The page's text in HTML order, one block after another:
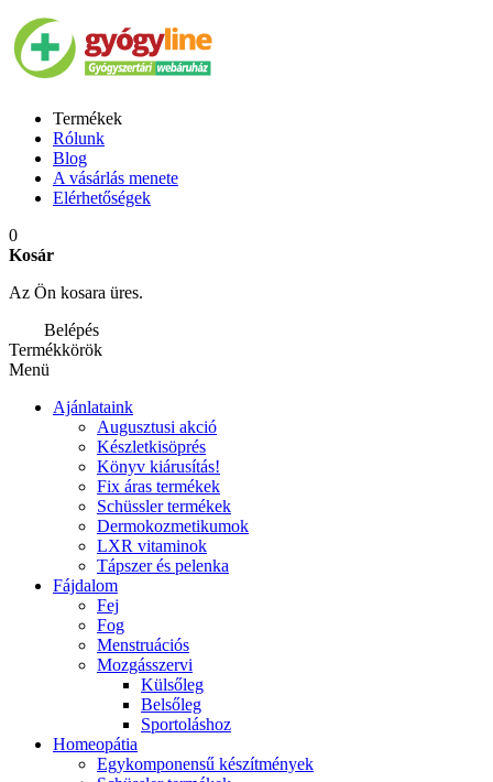
Termékek
Rólunk
Blog
A vásárlás menete
Elérhetőségek
0
Kosár
Az Ön kosara üres.
Belépés
Termékkörök
Menü
Ajánlataink
Augusztusi akció
Készletkisöprés
Könyv kiárusítás!
Fix áras termékek
Schüssler termékek
Dermokozmetikumok
LXR vitaminok
Tápszer és pelenka
Fájdalom
Fej
Fog
Menstruációs
Mozgásszervi
Külsőleg
Belsőleg
Sportoláshoz
Homeopátia
Egykomponensű készítmények